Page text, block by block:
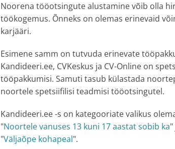
Noorena tööotsingute alustamine võib olla
töökogemus. Õnneks on olemas erinevaid
karjääri.
Esimene samm on tutvuda erinevate
Kandideeri.ee, CVKeskus ja CV-Online on
tööpakkumisi. Samuti tasub külastada
noortele spetsiifilisi teadmisi tööotsingutel.
Kandideeri.ee -s on kategooriate valikus
"Noortele vanuses 13 kuni 17 aastat sobib ka
"Väljaõpe kohapeal".